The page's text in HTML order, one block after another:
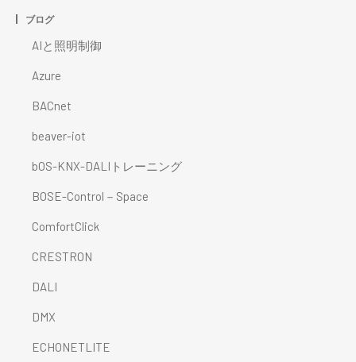
ブログ
AIと照明制御
Azure
BACnet
beaver-iot
bOS-KNX-DALIトレーニング
BOSE-Control－Space
ComfortClick
CRESTRON
DALI
DMX
ECHONETLITE